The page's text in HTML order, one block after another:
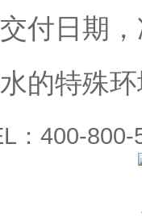
付日期
的特殊
：400-800-